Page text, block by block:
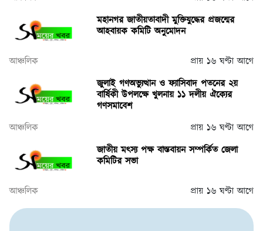
মহানগর জাতীয়তাবাদী মুক্তিযুদ্ধের প্রজন্মের
আহবায়ক কমিটি অনুমোদন
আঞ্চলিক
প্রায় ১৬ ঘণ্টা আগে
জুলাই গণঅভ্যুত্থান ও ফ্যাসিবাদ পতনের ২য়
বার্ষিকী উপলক্ষে খুলনায় ১১ দলীয় ঐক্যের
গণসমাবেশ
আঞ্চলিক
প্রায় ১৬ ঘণ্টা আগে
জাতীয় মৎস্য পক্ষ বাস্তবায়ন সম্পর্কিত জেলা
কমিটির সভা
আঞ্চলিক প্রায় ১৬ ঘণ্টা আগে